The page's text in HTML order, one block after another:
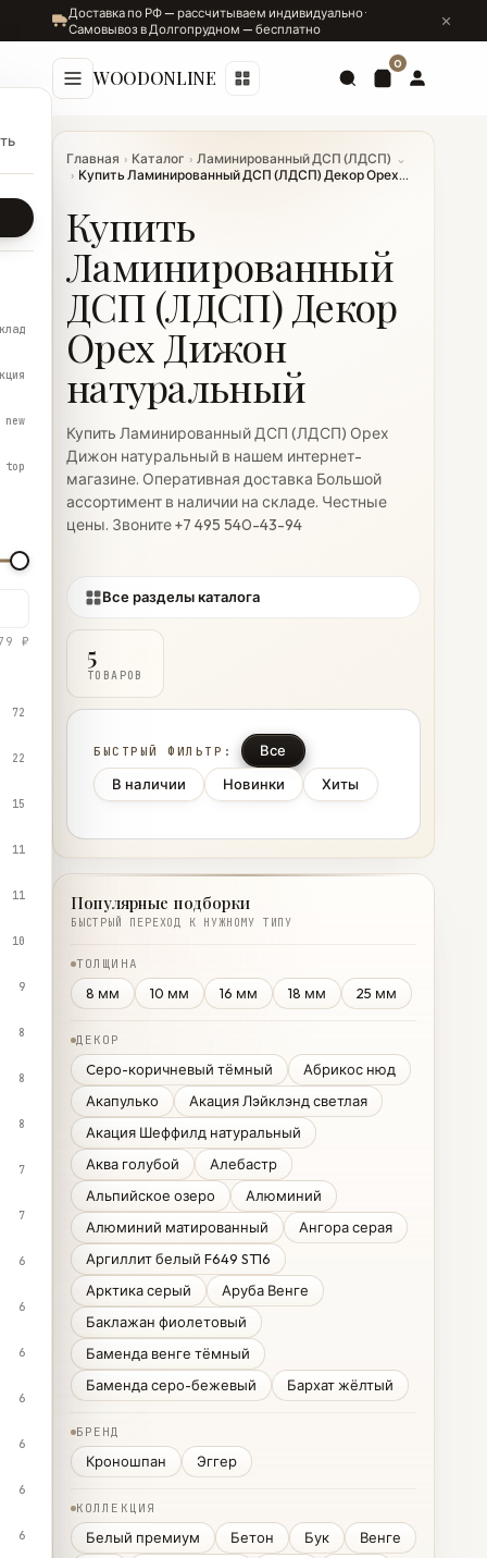
Доставка по РФ — рассчитываем индивидуально ·
Самовывоз в Долгопрудном — бесплатно
WOODONLINE
0
Главная › Каталог › Ламинированный ДСП (ЛДСП) ⌄
› Купить Ламинированный ДСП (ЛДСП) Декор Орех...
Купить
Ламинированный
ДСП (ЛДСП) Декор
Орех Дижон
натуральный
Купить Ламинированный ДСП (ЛДСП) Орех
Дижон натуральный в нашем интернет-
магазине. Оперативная доставка Большой
ассортимент в наличии на складе. Честные
цены. Звоните +7 495 540-43-94
Все разделы каталога
5
ТОВАРОВ
БЫСТРЫЙ ФИЛЬТР:
Все
В наличии
Новинки Хиты
new
top
₽
72
22
15
11
11
10
9
8
8
8
7
7
6
6
6
6
6
6
6
Популярные подборки
БЫСТРЫЙ ПЕРЕХОД К НУЖНОМУ ТИПУ
ТОЛЩИНА
8 мм 10 мм 16 мм 18 мм 25 мм
ДЕКОР
Cеро-коричневый тёмный
Абрикос нюд
Акапулько
Акация Лэйклэнд светлая
Акация Шеффилд натуральный
Аква голубой
Алебастр
Альпийское озеро
Алюминий
Алюминий матированный
Ангора серая
Аргиллит белый F649 ST16
Арктика серый
Аруба Венге
Баклажан фиолетовый
Баменда венге тёмный
Баменда серо-бежевый
Бархат жёлтый
БРЕНД
Кроношпан Эггер
КОЛЛЕКЦИЯ
Белый премиум Бетон Бук
Венге